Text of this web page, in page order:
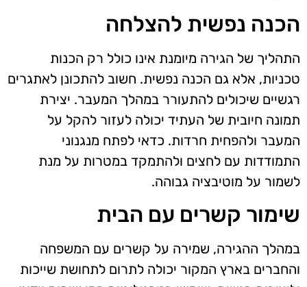
הכנה נפשית להצלחה
התהליך של הגירה מיומנת אינו כולל רק הכנות
טכניות, אלא גם הכנה נפשית. חשוב להתכונן לאתגרים
רגשיים שיכולים להתעורר במהלך המעבר. יצירת
תמונה חיובית של העתיד יכולה לעזור להקל על
המעבר ולהפחית חרדות. כדאי לפתח מנגנוני
התמודדות עם לחצים ולהתמקד במטרות על מנת
לשמור על מוטיבציה גבוהה.
שימור קשרים עם הבית
במהלך ההגירה, שמירה על קשרים עם המשפחה
והחברים בארץ המקור יכולה לתרום לתחושת שייכות